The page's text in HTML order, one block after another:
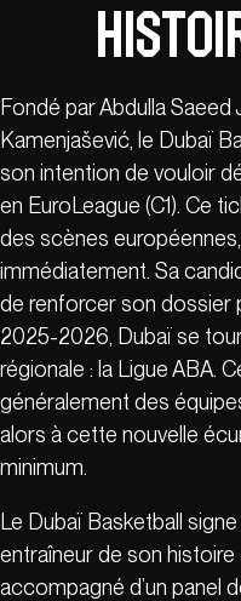
Fondé par Abdulla
Kamenjašević, le Dubaï
son intention de vouloir
en EuroLeague (C1). Ce
des scènes
immédiatement. Sa
de renforcer son dossier
2025-2026, Dubaï se
régionale : la Ligue ABA.
généralement des
alors à cette nouvelle
minimum.
Le Dubaï Basketball
entraîneur de son
accompagné d’un panel